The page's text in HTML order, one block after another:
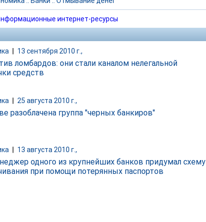
интернет-ресурсы
13 сентября 2010 г.,
ломбардов: они стали каналом нелегальной
средств
25 августа 2010 г.,
разоблачена группа "черных банкиров"
13 августа 2010 г.,
одного из крупнейших банков придумал схему
при помощи потерянных паспортов